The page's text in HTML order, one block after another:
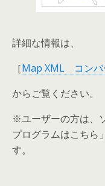
詳細な情報は、
［Map XML コンバ
からご覧ください。
※ユーザーの方は、
プログラムはこちら
す。